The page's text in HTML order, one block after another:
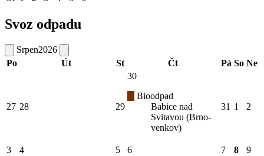
Svoz odpadu
Srpen2026
Po
Út St Čt Pá So Ne
27 28 29
30
Bioodpad
Babice nad
Svitavou (Brno-
venkov)
31 1 2
3 4 5 6 7 8 9